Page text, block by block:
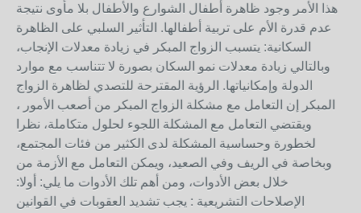
هذا الأمر وجود ظاهرة أطفال الشوارع والأطفال بلا مأوى نتيجة
عدم قدرة الأم على تربية أطفالها. التأثير السلبي على الظاهرة
السكانية: يتسبب الزواج المبكر في زيادة معدلات الإنجاب،
وبالتالي زيادة معدلات نمو السكان بصورة لا تتناسب مع موارد
الدولة وإمكانياتها. الرؤية المقترحة للتصدي لظاهرة الزواج
المبكر إن التعامل مع مشكلة الزواج المبكر من أصعب الأمور ،
ويقتضي التعامل مع المشكلة اللجوء لحلول متكاملة، نظرا
لخطورة وحساسية المشكلة لدى الكثير من فئات المجتمع،
وبخاصة في الريف وفي الصعيد، ويمكن التعامل مع الأزمة من
خلال بعض الأدوات، ومن أهم تلك الأدوات ما يلي: أولا:
الإصلاحات التشريعية : يجب تشديد العقوبات في القوانين